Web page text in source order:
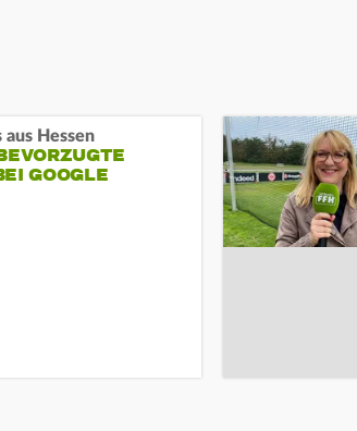
aus Hessen
GOOGLE